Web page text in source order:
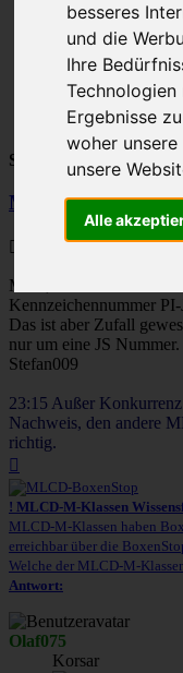
besseres
und die
Ihre
Ergebnisse
woher
unsere
Alle
65
66
67
Nächste
Stefan009
M-Klasse
BeitragStefan009»24.
Moin, nun löse ich mal
Kennzeichennummer
Das ist aber Zufall
nur um eine JS Nummer.
Stefan009
23:15 Außer
Nachweis, den andere
richtig.
oben
! MLCD-M-Klassen
MLCD-M-Klassen haben
erreichbar über die
Welche der MLCD-M-
Antwort:
Olaf075
Korsar